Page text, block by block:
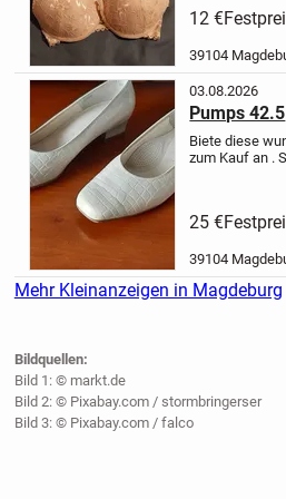
12 €
39104
03.08.2026
Pumps 42.5
Biete diese
zum Kauf an .
25 €
39104
Mehr Kleinanzeigen in Magdeburg
Bildquellen:
Bild 1: © markt.de
Bild 2: © Pixabay.com / stormbringerser
Bild 3: © Pixabay.com / falco